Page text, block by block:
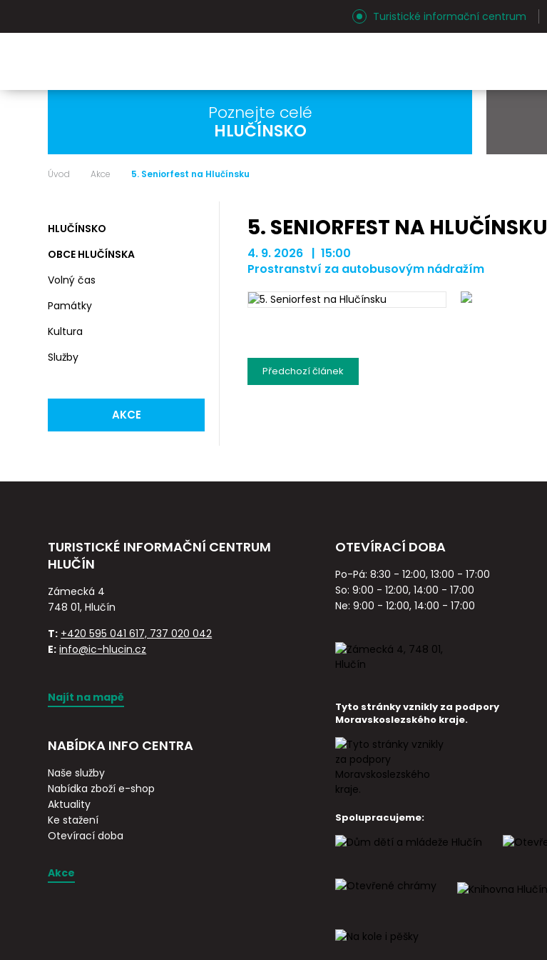
Turistické informační centrum
Poznejte celé
HLUČÍNSKO
Úvod Akce 5. Seniorfest na Hlučínsku
HLUČÍNSKO
OBCE HLUČÍNSKA
Volný čas
Památky
Kultura
Služby
AKCE
5. SENIORFEST NA HLUČÍNSKU
4. 9. 2026 | 15:00
Prostranství za autobusovým nádražím
Předchozíčlánek
TURISTICKÉ INFORMAČNÍ CENTRUM
HLUČÍN
Zámecká 4
748 01, Hlučín
T: +420 595 041 617, 737 020 042
E: info@ic-hlucin.cz
Najít na mapě
NABÍDKA INFO CENTRA
Naše služby
Nabídka zboží e-shop
Aktuality
Ke stažení
Otevírací doba
Akce
OTEVÍRACÍ DOBA
Po-Pá: 8:30 - 12:00, 13:00 - 17:00
So: 9:00 - 12:00, 14:00 - 17:00
Ne: 9:00 - 12:00, 14:00 - 17:00
Tyto stránky vznikly za podpory
Moravskoslezského kraje.
Spolupracujeme: